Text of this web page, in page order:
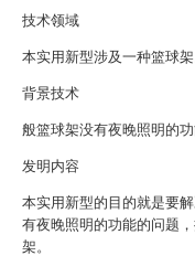
技术领域
本实用新型涉及一种篮球
背景技术
般篮球架没有夜晚照明的功
发明内容
本实用新型的目的就是要
有夜晚照明的功能的问题
架。